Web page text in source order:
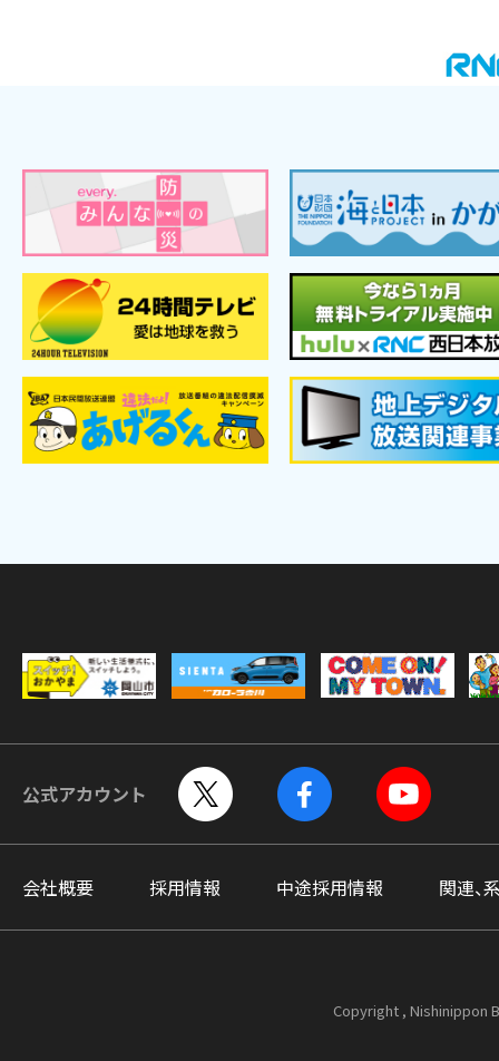
公式アカウント
会社概要 採用情報 中途採用情報 関連、
Copyright , Nishinippon